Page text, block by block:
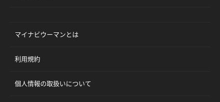
マイナビウーマンとは
利用規約
個人情報の取扱いについて